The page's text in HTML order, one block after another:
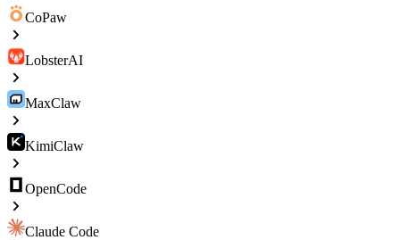
CoPaw
LobsterAI
MaxClaw
KimiClaw
OpenCode
Claude Code